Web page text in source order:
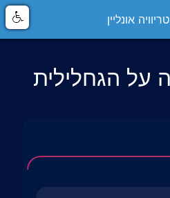
אונליין
על הגחלילית